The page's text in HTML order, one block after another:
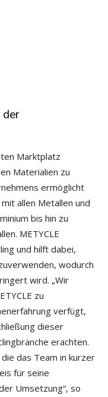
der
Marktplatz
Materialien zu
ermöglicht
allen Metallen und
bis hin zu
METYCLE
und hilft dabei,
wodurch
wird. „Wir
zu
verfügt,
dieser
erachten.
das Team in kurzer
für seine
Umsetzung“, so